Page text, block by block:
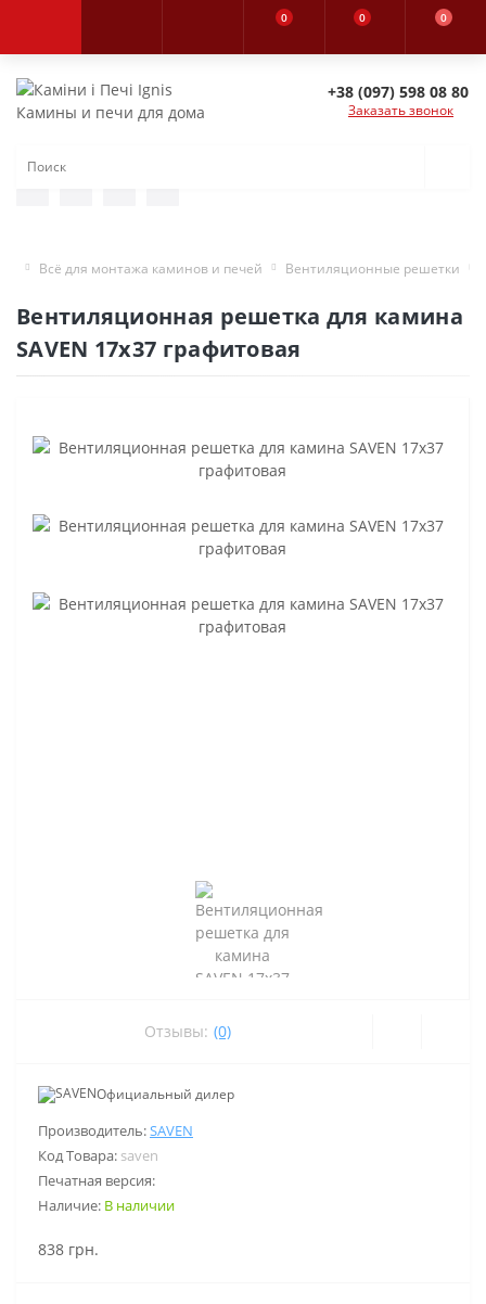
0 0 0
Камины и печи для дома
+38 (097) 598 08 80
Заказать звонок
Всё для монтажа каминов и печей Вентиляционные решетки
Вентиляционная решетка для камина
SAVEN 17х37 графитовая
Отзывы: (0)
Производитель:SAVEN
Код Товара: saven
Печатная версия:
Наличие: В наличии
838 грн.
Официальный дилер